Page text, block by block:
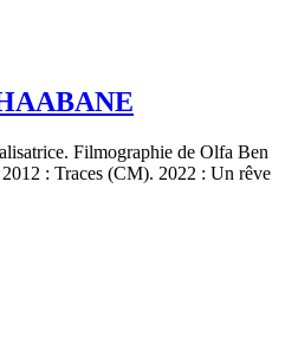
Filmographie de Olfa Ben
: Traces (CM). 2022 : Un rêve